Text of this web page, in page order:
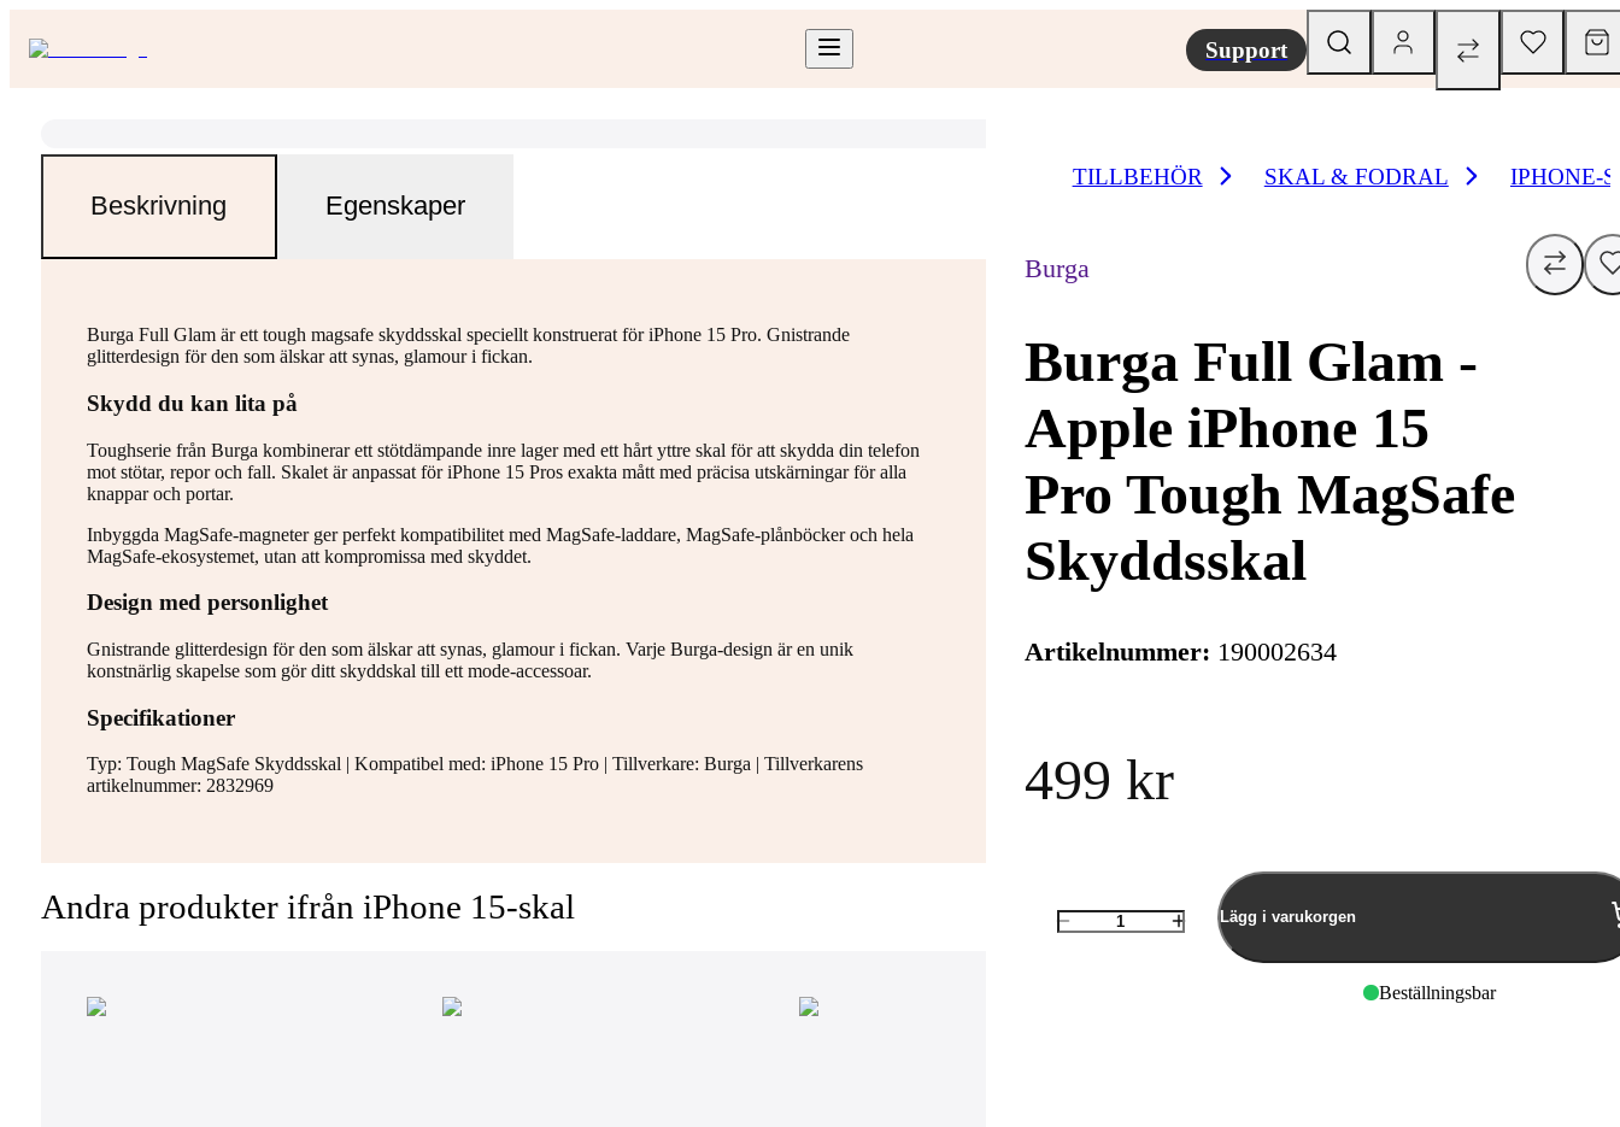
Support
Beskrivning Egenskaper
Burga Full Glam är ett tough magsafe skyddsskal speciellt konstruerat för iPhone 15 Pro. Gnistrande
glitterdesign för den som älskar att synas, glamour i fickan.
Skydd du kan lita på
Toughserie från Burga kombinerar ett stötdämpande inre lager med ett hårt yttre skal för att skydda din telefon
mot stötar, repor och fall. Skalet är anpassat för iPhone 15 Pros exakta mått med präcisa utskärningar för alla
knappar och portar.
Inbyggda MagSafe-magneter ger perfekt kompatibilitet med MagSafe-laddare, MagSafe-plånböcker och hela
MagSafe-ekosystemet, utan att kompromissa med skyddet.
Design med personlighet
Gnistrande glitterdesign för den som älskar att synas, glamour i fickan. Varje Burga-design är en unik
konstnärlig skapelse som gör ditt skyddskal till ett mode-accessoar.
Specifikationer
Typ: Tough MagSafe Skyddsskal | Kompatibel med: iPhone 15 Pro | Tillverkare: Burga | Tillverkarens
artikelnummer: 2832969
Andra produkter ifrån iPhone 15-skal
TILLBEHÖR SKAL & FODRAL IPHONE-
Burga
Burga Full Glam -
Apple iPhone 15
Pro Tough MagSafe
Skyddsskal
Artikelnummer: 190002634
499 kr
Antal
Lägg i varukorgen
Beställningsbar